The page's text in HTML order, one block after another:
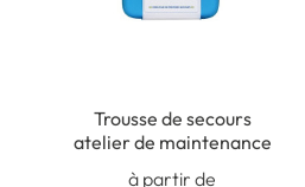
Trousse de secours
atelier de maintenance
à partir de